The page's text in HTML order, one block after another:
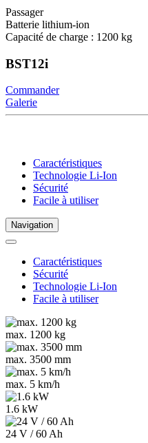
Passager
Batterie lithium-ion
Capacité de charge : 1200 kg
BST12i
Commander
Galerie
Caractéristiques
Technologie Li-Ion
Sécurité
Facile à utiliser
Navigation
Caractéristiques
Sécurité
Technologie Li-Ion
Facile à utiliser
max. 1200 kg
max. 3500 mm
max. 5 km/h
1.6 kW
24 V / 60 Ah